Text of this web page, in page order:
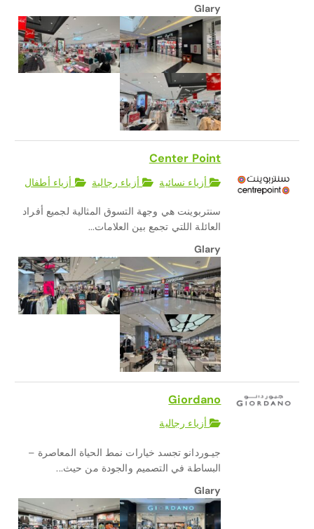
Glary
Center Point
أزياء نسائية أزياء رجالية أزياء أطفال
سنتربوينت هي وجهة التسوق المثالية لجميع أفراد
العائلة اللتي تجمع بين العلامات...
Glary
Giordano
أزياء رجالية
جيـوردانو تجسد خيارات نمط الحياة المعاصرة –
البساطة في التصميم والجودة من حيث...
Glary